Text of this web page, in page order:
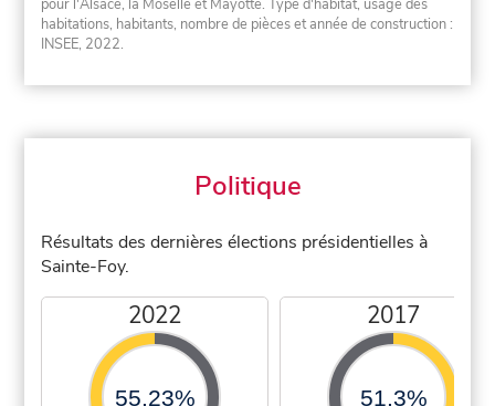
pour l'Alsace, la Moselle et Mayotte. Type d'habitat, usage des
habitations, habitants, nombre de pièces et année de construction :
INSEE, 2022.
Politique
Résultats des dernières élections présidentielles à
Sainte-Foy.
2022
55,23%
2017
51,3%